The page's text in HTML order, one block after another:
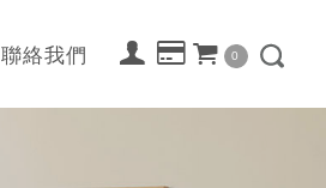
聯絡我們 0